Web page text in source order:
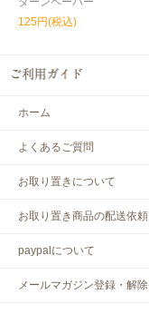
125円(税込)
ホーム
よくあるご質問
お取り置きについて
お取り置き商品の配送依頼
paypalについて
メールマガジン登録・解除